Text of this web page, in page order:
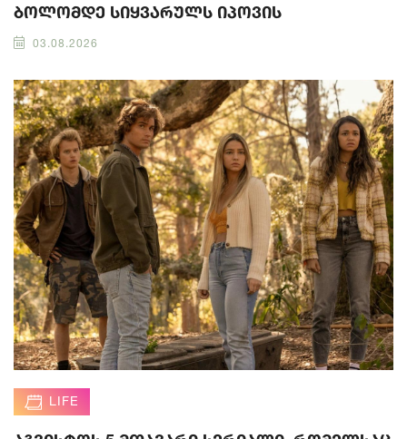
ბოლომდე სიყვარულს იპოვის
03.08.2026
LIFE